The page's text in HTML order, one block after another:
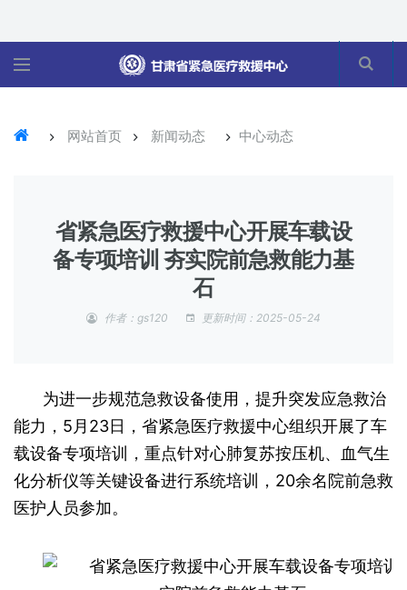
网站首页 新闻动态 中心动态
省紧急医疗救援中心开展车载设
备专项培训 夯实院前急救能力基
石
作者：gs120 更新时间：2025-05-24
为进一步规范急救设备使用，提升突发应急救治
能力，5月23日，省紧急医疗救援中心组织开展了车
载设备专项培训，重点针对心肺复苏按压机、血气生
化分析仪等关键设备进行系统培训，20余名院前急救
医护人员参加。